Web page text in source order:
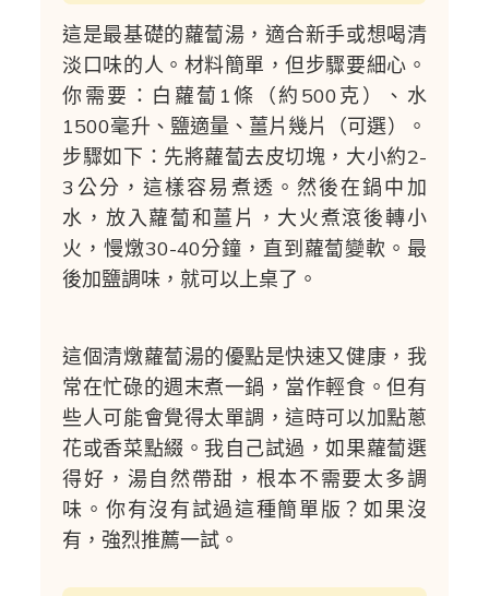
這是最基礎的蘿蔔湯，適合新手或想喝清
淡口味的人。材料簡單，但步驟要細心。
你需要：白蘿蔔1條（約500克）、水
1500毫升、鹽適量、薑片幾片（可選）。
步驟如下：先將蘿蔔去皮切塊，大小約2-
3公分，這樣容易煮透。然後在鍋中加
水，放入蘿蔔和薑片，大火煮滾後轉小
火，慢燉30-40分鐘，直到蘿蔔變軟。最
後加鹽調味，就可以上桌了。
這個清燉蘿蔔湯的優點是快速又健康，我
常在忙碌的週末煮一鍋，當作輕食。但有
些人可能會覺得太單調，這時可以加點蔥
花或香菜點綴。我自己試過，如果蘿蔔選
得好，湯自然帶甜，根本不需要太多調
味。你有沒有試過這種簡單版？如果沒
有，強烈推薦一試。